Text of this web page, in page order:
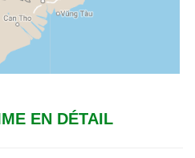
EN DÉTAIL